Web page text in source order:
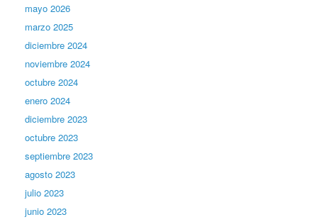
mayo 2026
marzo 2025
diciembre 2024
noviembre 2024
octubre 2024
enero 2024
diciembre 2023
octubre 2023
septiembre 2023
agosto 2023
julio 2023
junio 2023